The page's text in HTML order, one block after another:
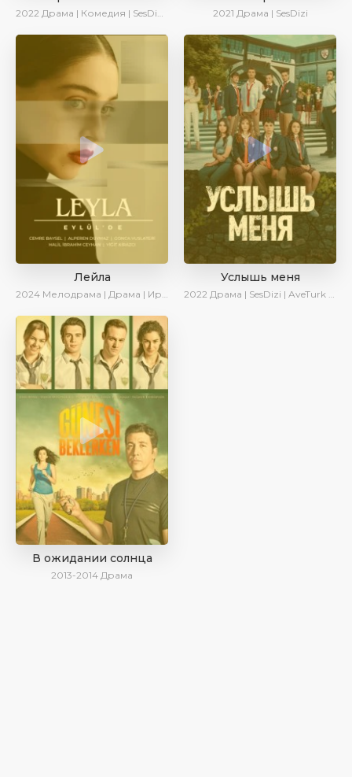
2022 Драма | Комедия | SesDizi | AveTurk | Turok1990 2021 Драма | SesDizi
Лейла
2024 Мелодрама | Драма | Ирина Котова | AveTurk | AlisaDirilis | Сериалы 2024
Услышь меня
2022 Драма | SesDizi | AveTurk | Turok1990
В ожидании солнца
2013-2014 Драма